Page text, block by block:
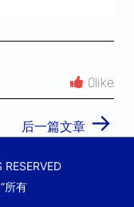
0like
后一篇文章 →
所有